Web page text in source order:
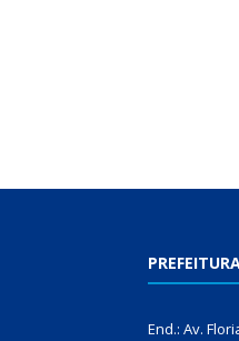
End.: Av.